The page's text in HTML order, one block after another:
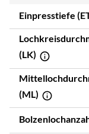
Einpresstiefe
(LK)
(ML)